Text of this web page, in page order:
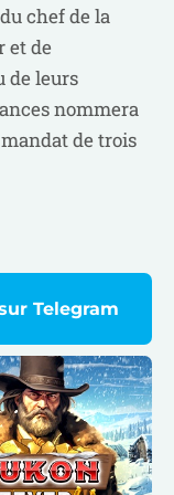
chef de la
et de
de leurs
nommera
de trois
Telegram